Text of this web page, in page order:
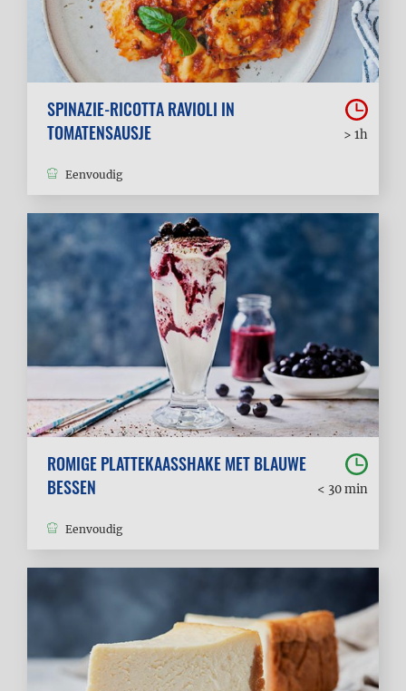
SPINAZIE-RICOTTA RAVIOLI IN
TOMATENSAUSJE
> 1h
Eenvoudig
ROMIGE PLATTEKAASSHAKE MET BLAUWE
BESSEN
< 30 min
Eenvoudig